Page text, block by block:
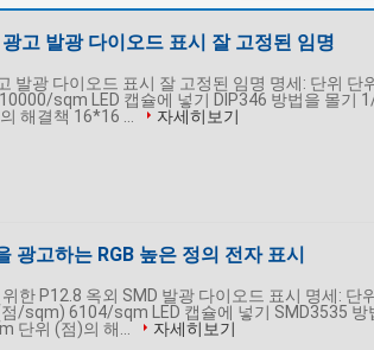
고 발광 다이오드 표시 잘 고정된 임명
발광 다이오드 표시 잘 고정된 임명 명세: 단위 단
sqm LED 캡슐에 넣기 DIP346 방법을 몰기
해결책 16*16 ...
자세히보기
광고하는 RGB 높은 정의 전자 표시
한 P12.8 옥외 SMD 발광 다이오드 표시 명세: 단
/sqm) 6104/sqm LED 캡슐에 넣기 SMD3535 방
단위 (점)의 해...
자세히보기